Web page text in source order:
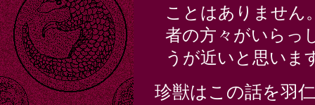
ことはありません
者の方々がいらっ
うが近いと思いま
珍獣はこの話を羽